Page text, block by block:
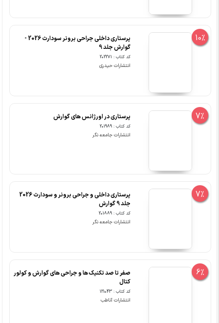
10%
پرستاری داخلی جراحی برونر سودارث 2026 -
گوارش جلد 9
کد کتاب : 202271
انتشارات حیدری
7% پرستاری در اورژانس های گوارش
کد کتاب : 201989
انتشارات جامعه نگر
7%
پرستاری داخلی و جراحی برونر و سودارث 2026
جلد 9 گوارش
کد کتاب : 201889
انتشارات جامعه نگر
6%
صفر تا صد تکنیک ها و جراحی های گوارش و کولور
کتال
کد کتاب : 121043
انتشارات آناطب